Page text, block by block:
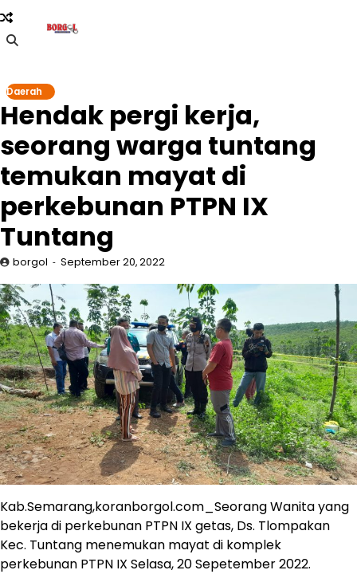
Skip
to
content
Daerah
Hendak pergi kerja,
seorang warga tuntang
temukan mayat di
perkebunan PTPN IX
Tuntang
borgol September 20, 2022
Kab.Semarang,koranborgol.com_Seorang Wanita yang
bekerja di perkebunan PTPN IX getas, Ds. Tlompakan
Kec. Tuntang menemukan mayat di komplek
perkebunan PTPN IX Selasa, 20 Sepetember 2022.